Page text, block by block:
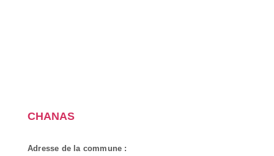
CHANAS
Adresse de la commune :